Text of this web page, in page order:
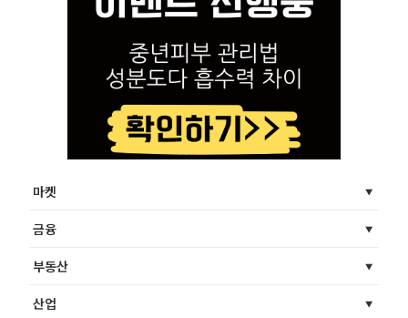
마켓
금융
부동산
산업